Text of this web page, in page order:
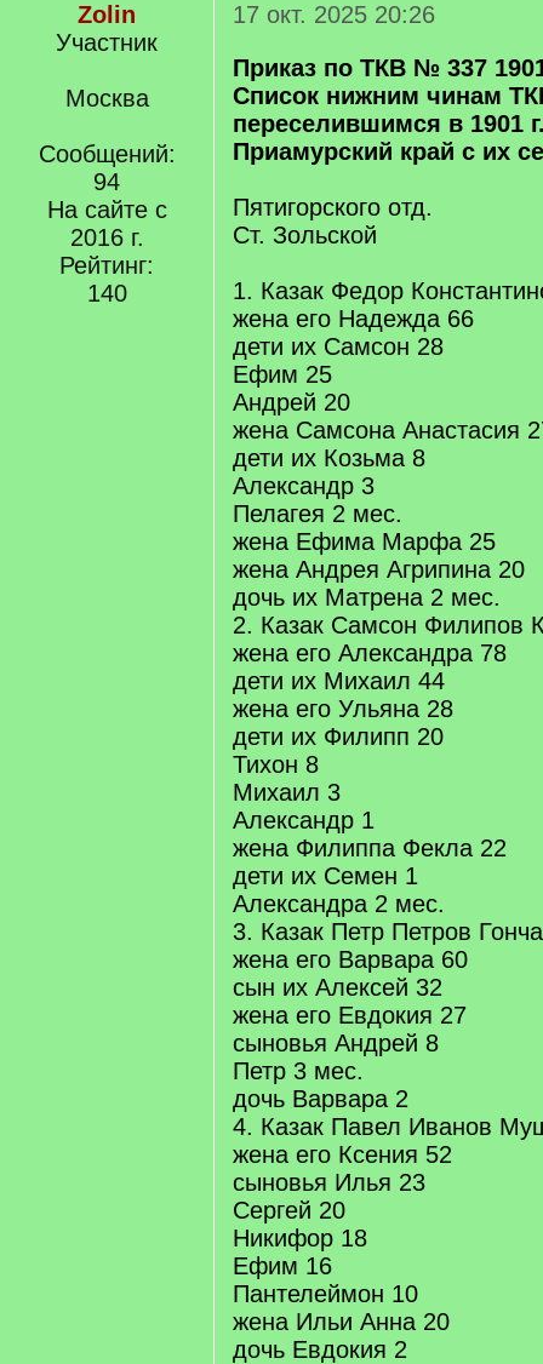
Zolin
Участник
Москва
Сообщений:
94
На сайте с
2016 г.
Рейтинг:
140
17 окт. 2025 20:26
Приказ по ТКВ № 337
Список нижним чинам
переселившимся в 1901
Приамурский край с их
Пятигорского отд.
Ст. Зольской
1. Казак Федор
жена его Надежда 66
дети их Самсон 28
Ефим 25
Андрей 20
жена Самсона Анастасия
дети их Козьма 8
Александр 3
Пелагея 2 мес.
жена Ефима Марфа 25
жена Андрея Агрипина 20
дочь их Матрена 2 мес.
2. Казак Самсон Филипов
жена его Александра 78
дети их Михаил 44
жена его Ульяна 28
дети их Филипп 20
Тихон 8
Михаил 3
Александр 1
жена Филиппа Фекла 22
дети их Семен 1
Александра 2 мес.
3. Казак Петр Петров
жена его Варвара 60
сын их Алексей 32
жена его Евдокия 27
сыновья Андрей 8
Петр 3 мес.
дочь Варвара 2
4. Казак Павел Иванов
жена его Ксения 52
сыновья Илья 23
Сергей 20
Никифор 18
Ефим 16
Пантелеймон 10
жена Ильи Анна 20
дочь Евдокия 2